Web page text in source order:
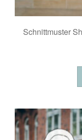
Schnittmuster